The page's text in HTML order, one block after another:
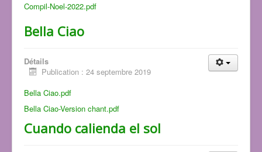
Compil-Noel-2022.pdf
Bella Ciao
Détails
Publication : 24 septembre 2019
Bella Ciao.pdf
Bella Ciao-Version chant.pdf
Cuando calienda el sol